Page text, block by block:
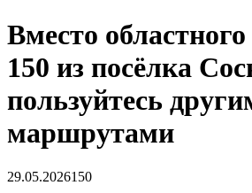
Вместо
150 из посёлка
пользуйтесь
маршрутами
29.05.2026150